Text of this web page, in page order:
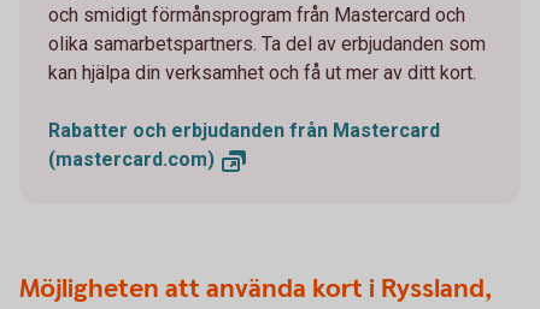
och smidigt förmånsprogram från Mastercard och
olika samarbetspartners. Ta del av erbjudanden som
kan hjälpa din verksamhet och få ut mer av ditt kort.
Rabatter och erbjudanden från Mastercard
(mastercard.com)
Möjligheten att använda kort i Ryssland,